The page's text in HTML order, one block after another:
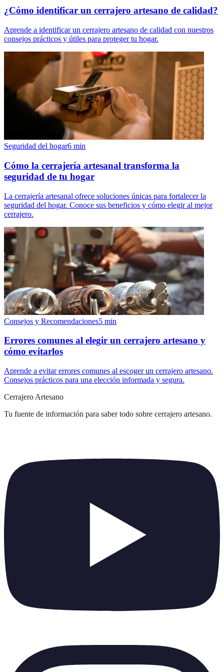
¿Cómo identificar un cerrajero artesano de calidad?
Aprende a identificar un cerrajero artesano de calidad con nuestros
consejos prácticos y útiles para proteger tu hogar.
Seguridad del hogar6 min
Cómo la cerrajería artesanal transforma la
seguridad de tu hogar
La cerrajería artesanal ofrece soluciones únicas para fortalecer la
seguridad del hogar. Conoce sus beneficios y cómo elegir al mejor
cerrajero.
Consejos y Recomendaciones5 min
Errores comunes al elegir un cerrajero artesano y
cómo evitarlos
Aprende a evitar errores comunes al escoger un cerrajero artesano.
Consejos prácticos para una elección informada y segura.
Cerrajero Artesano
Tu fuente de información para saber todo sobre cerrajero artesano.